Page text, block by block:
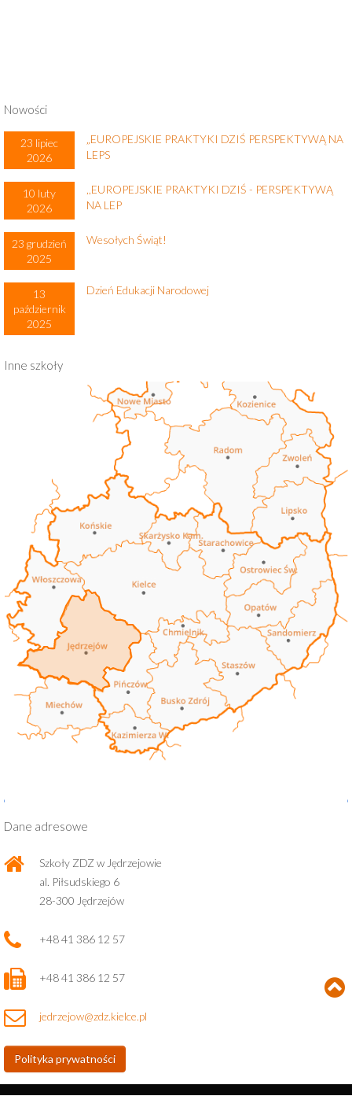
Nowości
23 lipiec
2026
„EUROPEJSKIE PRAKTYKI DZIŚ PERSPEKTYWĄ NA
LEPS
10 luty
2026
,,EUROPEJSKIE PRAKTYKI DZIŚ - PERSPEKTYWĄ
NA LEP
23 grudzień
2025
Wesołych Świąt!
13
październik
2025
Dzień Edukacji Narodowej
Inne szkoły
Dane adresowe
Szkoły ZDZ w Jędrzejowie
al. Piłsudskiego 6
28-300 Jędrzejów
+48 41 386 12 57
+48 41 386 12 57
jedrzejow@zdz.kielce.pl
Polityka prywatności